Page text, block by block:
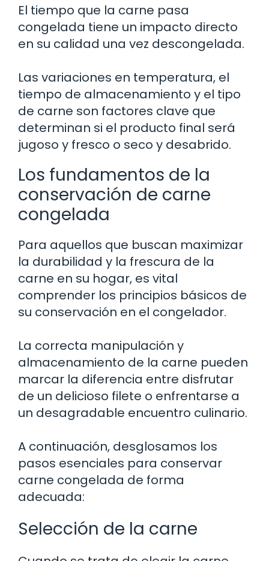
El tiempo que la carne pasa
congelada tiene un impacto directo
en su calidad una vez descongelada.
Las variaciones en temperatura, el
tiempo de almacenamiento y el tipo
de carne son factores clave que
determinan si el producto final será
jugoso y fresco o seco y desabrido.
Los fundamentos de la
conservación de carne
congelada
Para aquellos que buscan maximizar
la durabilidad y la frescura de la
carne en su hogar, es vital
comprender los principios básicos de
su conservación en el congelador.
La correcta manipulación y
almacenamiento de la carne pueden
marcar la diferencia entre disfrutar
de un delicioso filete o enfrentarse a
un desagradable encuentro culinario.
A continuación, desglosamos los
pasos esenciales para conservar
carne congelada de forma
adecuada:
Selección de la carne